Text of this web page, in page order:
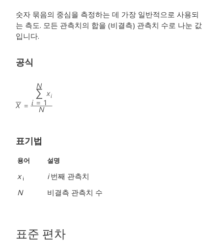
숫자 묶음의 중심을 측정하는 데 가장 일반적으로 사용되
는 측도. 모든 관측치의 합을 (비결측) 관측치 수로 나눈 값
입니다.
공식
표기법
용어 설명
x i i 번째 관측치
N
비결측 관측치 수
표준 편차